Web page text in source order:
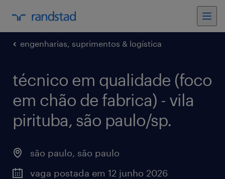
engenharias, suprimentos & logística
técnico em qualidade (foco
em chão de fabrica) - vila
pirituba, são paulo/sp.
são paulo, são paulo
vaga postada em 12 junho 2026